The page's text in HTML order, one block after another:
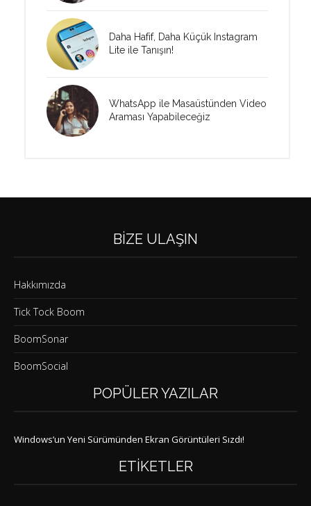
Daha Hafif, Daha Küçük Instagram
Lite ile Tanışın!
WhatsApp ile Masaüstünden Video
Araması Yapabileceğiz
BIZE ULAŞIN
Hakkımızda
Tick Tock Boom
BoomSonar
BoomSocial
POPÜLER YAZILAR
Windows’un Yeni Sürümünden Ekran Görüntüleri Sızdı!
ETIKETLER